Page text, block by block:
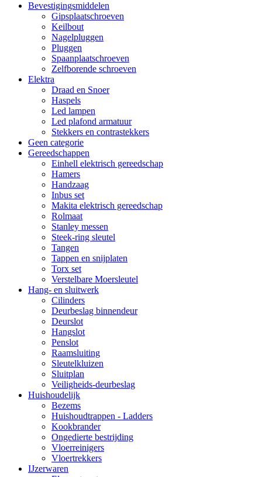
Bevestigingsmiddelen
Gipsplaatschroeven
Keilbout
Nagelpluggen
Pluggen
Spaanplaatschroeven
Zelfborende schroeven
Elektra
Draad en Snoer
Haspels
Led lampen
Led plafond armatuur
Stekkers en contrastekkers
Geen categorie
Gereedschappen
Einhell elektrisch gereedschap
Hamers
Handzaag
Inbus set
Makita elektrisch gereedschap
Rolmaat
Stanley messen
Steek-ring sleutel
Tangen
Tappen en snijplaten
Torx set
Verstelbare Moersleutel
Hang- en sluitwerk
Cilinders
Deurbeslag binnendeur
Deurslot
Hangslot
Penslot
Raamsluiting
Sleutelkluizen
Sluitplan
Veiligheids-deurbeslag
Huishoudelijk
Bezems
Huishoudtrappen - Ladders
Kookbrander
Ongedierte bestrijding
Vloerreinigers
Vloertrekkers
IJzerwaren